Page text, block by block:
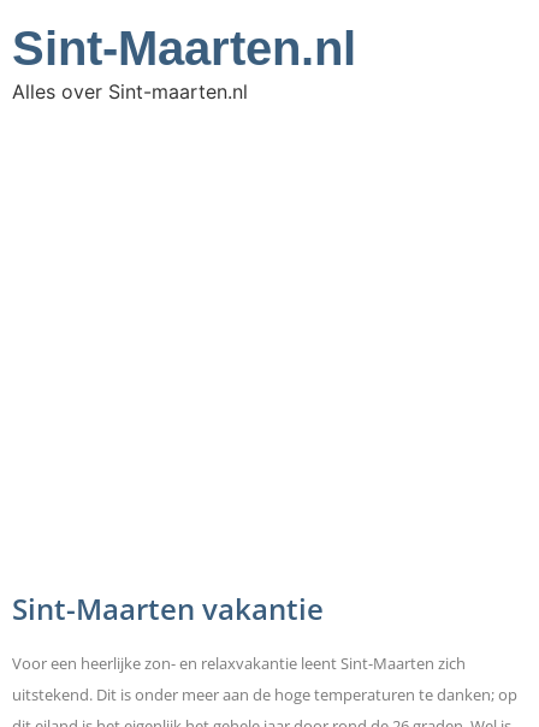
Sint-Maarten.nl
Alles over Sint-maarten.nl
Sint-Maarten vakantie
Voor een heerlijke zon- en relaxvakantie leent Sint-Maarten zich
uitstekend. Dit is onder meer aan de hoge temperaturen te danken; op